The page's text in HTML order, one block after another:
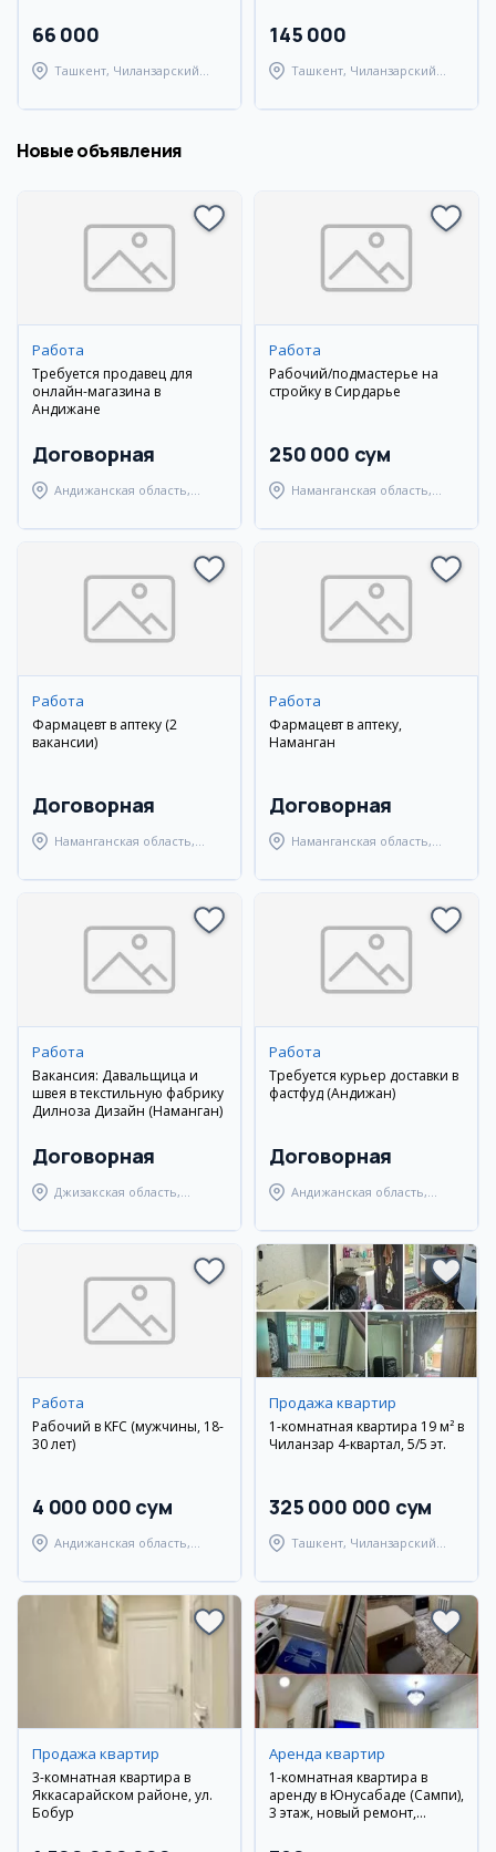
66 000
Ташкент, Чиланзарский
145 000
Ташкент, Чиланзарский
Новые объявления
Работа
Требуется продавец для
онлайн-магазина в
Андижане
Договорная
Андижанская область,
Работа
Рабочий/подмастерье на
стройку в Сирдарье
250 000 сум
Наманганская область,
Работа
Фармацевт в аптеку (2
вакансии)
Договорная
Наманганская область,
Работа
Фармацевт в аптеку,
Наманган
Договорная
Наманганская область,
Работа
Вакансия: Давальщица и
швея в текстильную фабрику
Дилноза Дизайн (Наманган)
Договорная
Джизакская область,
Работа
Требуется курьер доставки в
фастфуд (Андижан)
Договорная
Андижанская область,
Работа
Рабочий в KFC (мужчины, 18-
30 лет)
4 000 000 сум
Андижанская область,
Продажа квартир
1-комнатная квартира 19 м² в
Чиланзар 4-квартал, 5/5 эт.
325 000 000 сум
Ташкент, Чиланзарский
Продажа квартир
3-комнатная квартира в
Яккасарайском районе, ул.
Бобур
Аренда квартир
1-комнатная квартира в
аренду в Юнусабаде (Сампи),
3 этаж, новый ремонт,